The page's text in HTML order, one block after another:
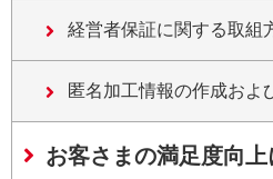
経営者保証に関する取組
匿名加工情報の作成およ
お客さまの満足度向